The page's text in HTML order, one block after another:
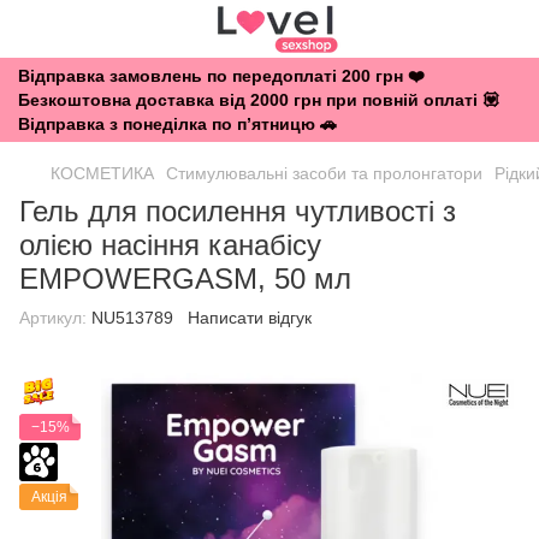
Відправка замовлень по передоплаті 200 грн ❤️
Безкоштовна доставка від 2000 грн при повній оплаті 💟
Відправка з понеділка по п’ятницю 🚗
КОСМЕТИКА Стимулювальні засоби та пролонгатори
Гель для посилення чутливості з
олією насіння канабісу
EMPOWERGASM, 50 мл
Артикул: NU513789 Написати відгук
−15%
Акція